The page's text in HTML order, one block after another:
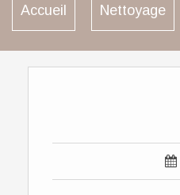
Accueil Nettoyage
